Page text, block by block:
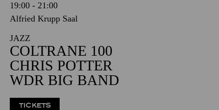
19:00 - 21:00
Alfried Krupp Saal
JAZZ
COLTRANE 100
CHRIS POTTER
WDR BIG BAND
TICKETS